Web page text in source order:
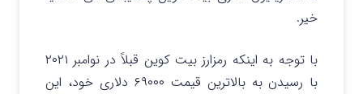
خیر.
با توجه به اینکه رمزارز بیت کوین قبلاً در نوامبر ۲۰۲۱
با رسیدن به بالاترین قیمت ۶۹۰۰۰ دلاری خود، این